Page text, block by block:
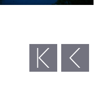
‹ předchozí